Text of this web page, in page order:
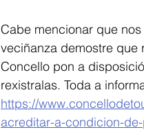
Cabe mencionar que
veciñanza demostre que
Concello pon a
rexistralas. Toda a
https://
acreditar-a-condicion-